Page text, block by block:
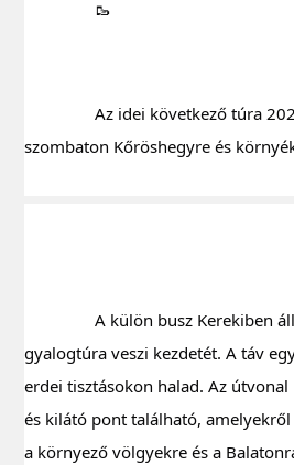
		Az idei következő túra 2026. június 27-én,
szombaton Kőröshegyre és
		A külön busz Kerekiben áll meg, ahonnan a
gyalogtúra veszi kezdetét. A táv
erdei tisztásokon halad. Az
és kilátó pont található,
a környező völgyekre és a